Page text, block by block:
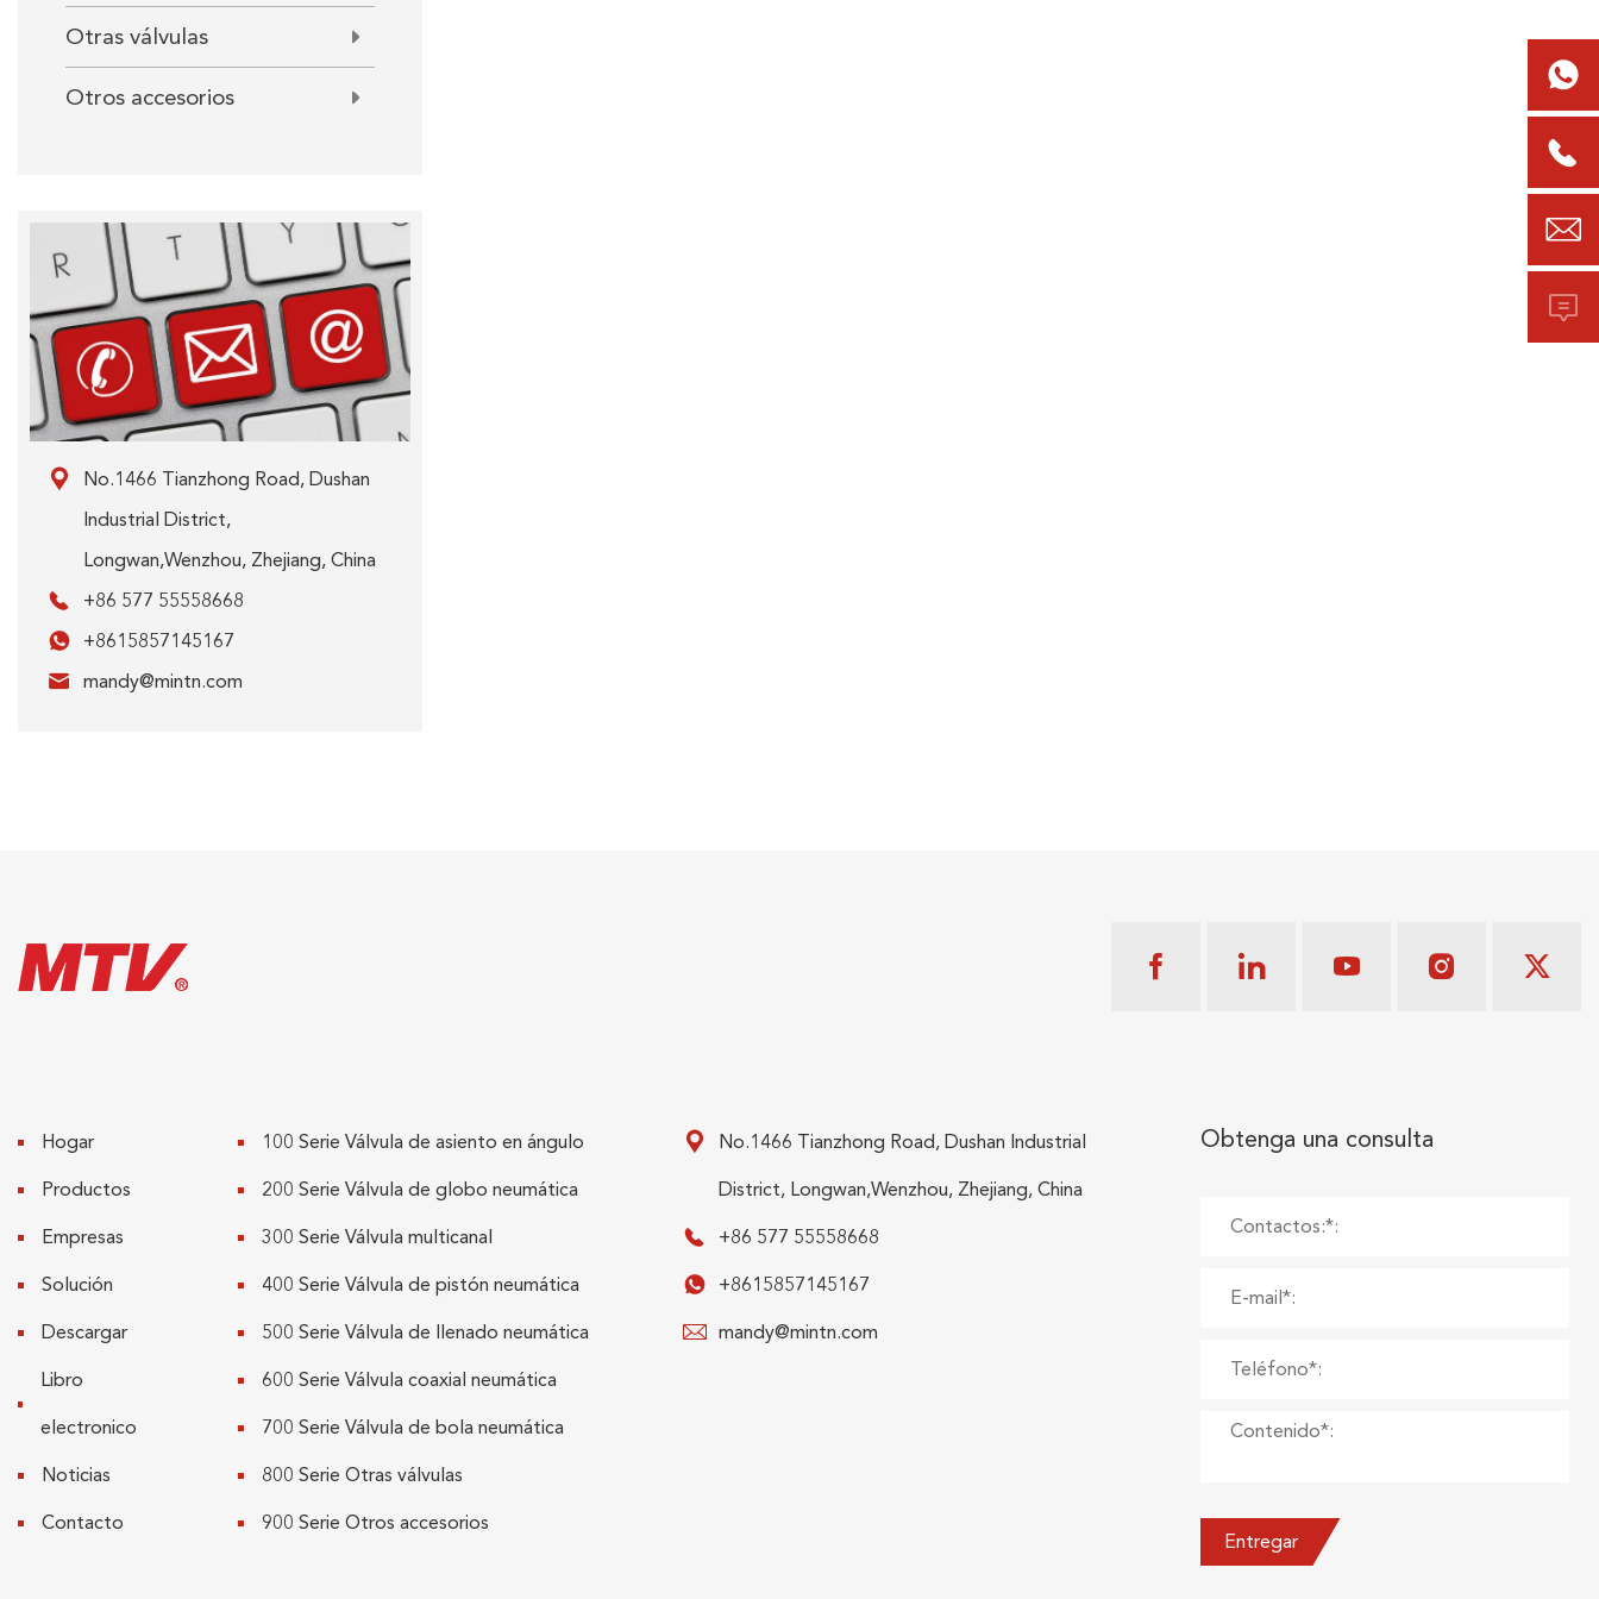
Otras válvulas
Otros accesorios

No.1466 Tianzhong Road, Dushan
Industrial District,
Longwan,Wenzhou, Zhejiang, China
 +86 577 55558668
 +8615857145167
 mandy@mintn.com
Hogar
Productos
Empresas
Solución
Descargar
Libro
electronico
Noticias
Contacto
100 Serie Válvula de asiento en ángulo
200 Serie Válvula de globo neumática
300 Serie Válvula multicanal
400 Serie Válvula de pistón neumática
500 Serie Válvula de llenado neumática
600 Serie Válvula coaxial neumática
700 Serie Válvula de bola neumática
800 Serie Otras válvulas
900 Serie Otros accesorios

No.1466 Tianzhong Road, Dushan Industrial
District, Longwan,Wenzhou, Zhejiang, China
 +86 577 55558668
 +8615857145167
 mandy@mintn.com
Obtenga una consulta
Entregar



